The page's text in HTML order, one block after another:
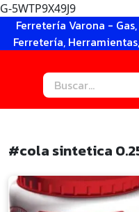
G-5WTP9X49J9
Ferretería Varona -
Ferretería,
#cola sintetica